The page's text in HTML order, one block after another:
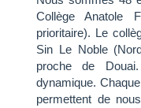
Collège Anatole
prioritaire). Le
Sin Le Noble
proche de
dynamique.
permettent de